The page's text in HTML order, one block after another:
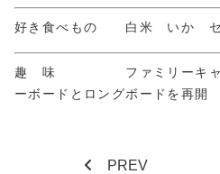
好き食べもの 白米 いか
趣 味 ファミリーキャン
ーボードとロングボードを再開
PREV